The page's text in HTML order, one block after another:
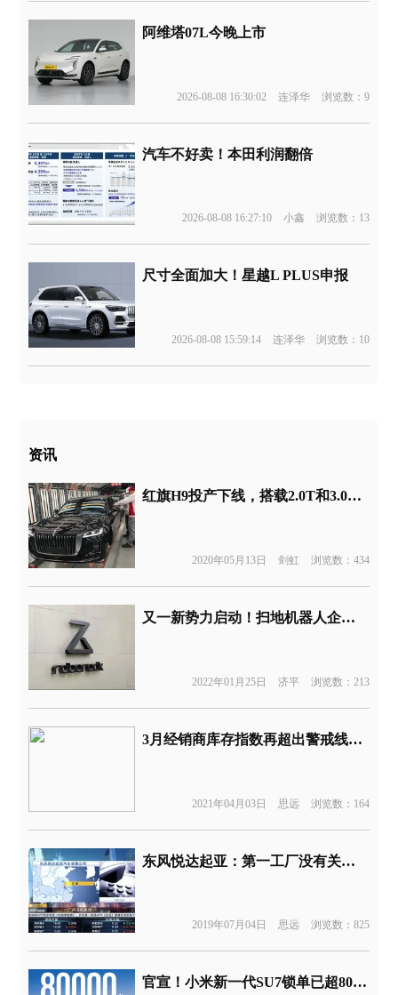
阿维塔07L今晚上市
2026-08-08 16:30:02 连泽华 浏览数：9
汽车不好卖！本田利润翻倍
2026-08-08 16:27:10 小鑫 浏览数：13
尺寸全面加大！星越L PLUS申报
2026-08-08 15:59:14 连泽华 浏览数：10
资讯
红旗H9投产下线，搭载2.0T和3.0T动力将于6月上市
2020年05月13日 剑虹 浏览数：434
又一新势力启动！扫地机器人企业投身造车对标奔驰大G
2022年01月25日 济平 浏览数：213
3月经销商库存指数再超出警戒线，自主品牌压力最大
2021年04月03日 思远 浏览数：164
东风悦达起亚：第一工厂没有关闭，是结构调整
2019年07月04日 思远 浏览数：825
官宣！小米新一代SU7锁单已超80000台